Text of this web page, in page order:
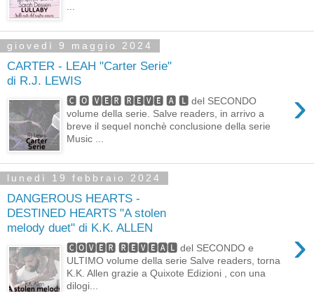
giovedì 9 maggio 2024
CARTER - LEAH "Carter Serie"
di R.J. LEWIS
›
🅲 🅾 🆅🅴🆁 🆁🅴🆅🅴 🅰 🅻 del SECONDO
volume della serie. Salve readers, in arrivo a
breve il sequel nonchè conclusione della serie
Music ...
lunedì 19 febbraio 2024
DANGEROUS HEARTS -
DESTINED HEARTS "A stolen
melody duet" di K.K. ALLEN
›
🅲🅾🆅🅴🆁 🆁🅴🆅🅴🅰🅻 del SECONDO e
ULTIMO volume della serie Salve readers, torna
K.K. Allen grazie a Quixote Edizioni , con una
dilogi...